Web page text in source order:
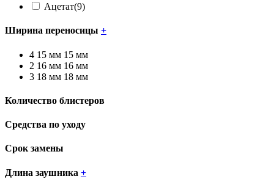
Ацетат(9)
Ширина переносицы +
4 15 мм 15 мм
2 16 мм 16 мм
3 18 мм 18 мм
Количество блистеров
Средства по уходу
Срок замены
Длина заушника +